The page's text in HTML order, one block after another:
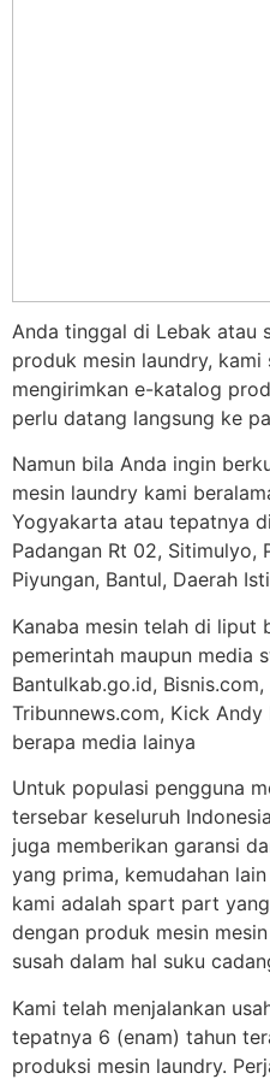
Anda tinggal di Lebak atau
produk mesin laundry, kami
mengirimkan e-katalog
perlu datang langsung ke
Namun bila Anda ingin
mesin laundry kami
Yogyakarta atau tepatnya
Padangan Rt 02, Sitimulyo,
Piyungan, Bantul, Daerah
Kanaba mesin telah di liput
pemerintah maupun media
Bantulkab.go.id,
Tribunnews.com, Kick
berapa media lainya
Untuk populasi pengguna
tersebar keseluruh
juga memberikan garansi
yang prima, kemudahan
kami adalah spart part
dengan produk mesin
susah dalam hal suku
Kami telah menjalankan
tepatnya 6 (enam) tahun
produksi mesin laundry.